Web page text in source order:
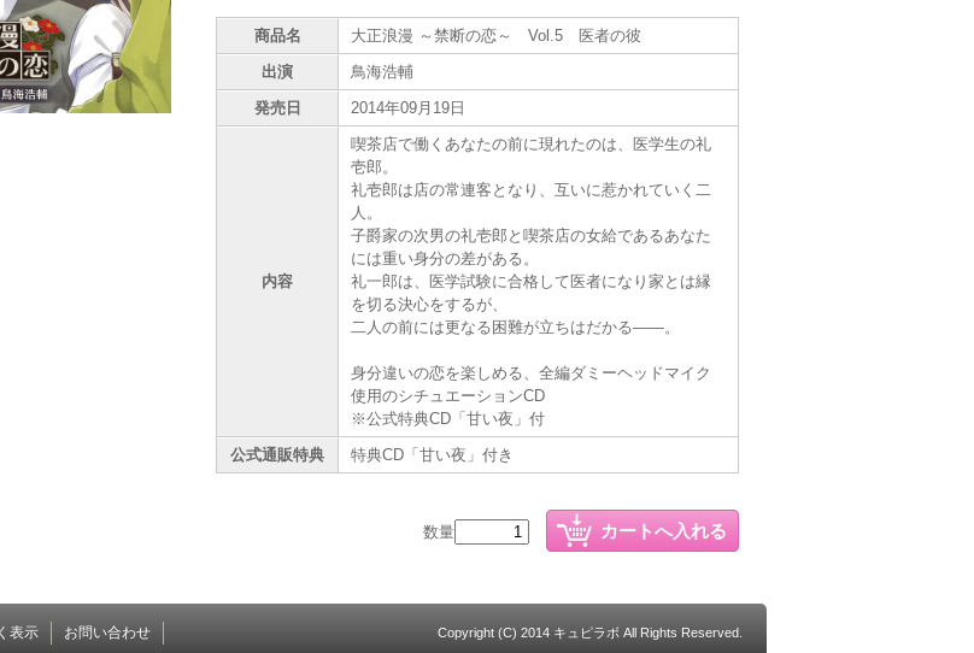
商品名
大正浪漫 ～禁断の恋～ Vol.5 医者の彼
出演
鳥海浩輔
発売日
2014年09月19日
内容
喫茶店で働くあなたの前に現れたのは、医学生の礼
壱郎。
礼壱郎は店の常連客となり、互いに惹かれていく二
人。
子爵家の次男の礼壱郎と喫茶店の女給であるあなた
には重い身分の差がある。
礼一郎は、医学試験に合格して医者になり家とは縁
を切る決心をするが、
二人の前には更なる困難が立ちはだかる――。
身分違いの恋を楽しめる、全編ダミーヘッドマイク
使用のシチュエーションCD
※公式特典CD「甘い夜」付
公式通販特典
特典CD「甘い夜」付き
数量
表示 お問い合わせ Copyright (C) 2014 キュピラボ All Rights Reserved.